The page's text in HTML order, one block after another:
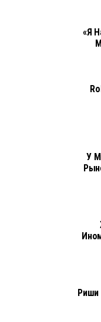
«Я
У
Риши